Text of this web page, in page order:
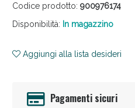
Codice prodotto: 900976174
Disponibilità: In magazzino
Aggiungi alla lista desideri
Pagamenti sicuri